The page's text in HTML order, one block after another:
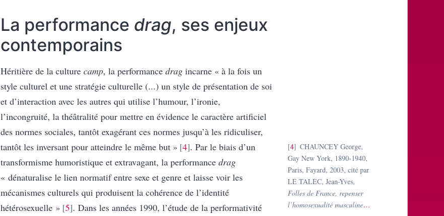
La performance drag, ses enjeux
contemporains
Héritière de la culture camp, la performance drag incarne « à la fois un
style culturel et une stratégie culturelle (...) un style de présentation de soi
et d’interaction avec les autres qui utilise l’humour, l’ironie,
l’incongruité, la théâtralité pour mettre en évidence le caractère artificiel
des normes sociales, tantôt exagérant ces normes jusqu’à les ridiculiser,
tantôt les inversant pour atteindre le même but » 4 . Par le biais d’un
transformisme humoristique et extravagant, la performance drag
« dénaturalise le lien normatif entre sexe et genre et laisse voir les
mécanismes culturels qui produisent la cohérence de l’identité
hétérosexuelle » 5 . Dans les années 1990, l’étude de la performativité
4
CHAUNCEY George,
Gay New York, 1890-1940,
Paris, Fayard, 2003, cité par
LE TALEC, Jean-Yves,
Folles de France, repenser
l’homosexualité masculine…